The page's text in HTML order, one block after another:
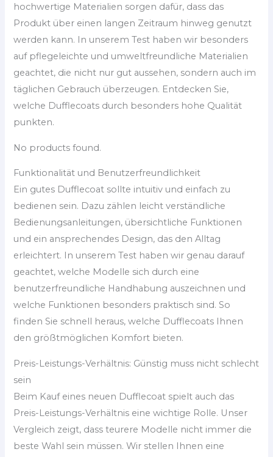
hochwertige Materialien sorgen dafür, dass das
Produkt über einen langen Zeitraum hinweg genutzt
werden kann. In unserem Test haben wir besonders
auf pflegeleichte und umweltfreundliche Materialien
geachtet, die nicht nur gut aussehen, sondern auch im
täglichen Gebrauch überzeugen. Entdecken Sie,
welche Dufflecoats durch besonders hohe Qualität
punkten.
No products found.
Funktionalität und Benutzerfreundlichkeit
Ein gutes Dufflecoat sollte intuitiv und einfach zu
bedienen sein. Dazu zählen leicht verständliche
Bedienungsanleitungen, übersichtliche Funktionen
und ein ansprechendes Design, das den Alltag
erleichtert. In unserem Test haben wir genau darauf
geachtet, welche Modelle sich durch eine
benutzerfreundliche Handhabung auszeichnen und
welche Funktionen besonders praktisch sind. So
finden Sie schnell heraus, welche Dufflecoats Ihnen
den größtmöglichen Komfort bieten.
Preis-Leistungs-Verhältnis: Günstig muss nicht schlecht
sein
Beim Kauf eines neuen Dufflecoat spielt auch das
Preis-Leistungs-Verhältnis eine wichtige Rolle. Unser
Vergleich zeigt, dass teurere Modelle nicht immer die
beste Wahl sein müssen. Wir stellen Ihnen eine